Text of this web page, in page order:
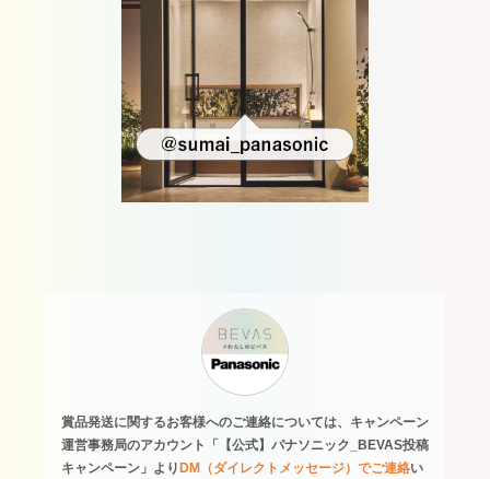
賞品発送に関するお客様へのご連絡については、キャンペーン
運営事務局のアカウント「【公式】パナソニック_BEVAS投稿
キャンペーン」より DM（ダイレクトメッセージ）でご連絡い